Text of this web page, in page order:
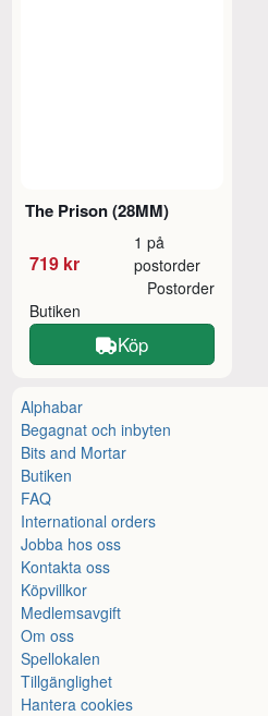
The Prison (28MM)
719 kr
1 på
postorder
Butiken
Postorder
Köp
Alphabar
Begagnat och inbyten
Bits and Mortar
Butiken
FAQ
International orders
Jobba hos oss
Kontakta oss
Köpvillkor
Medlemsavgift
Om oss
Spellokalen
Tillgänglighet
Hantera cookies